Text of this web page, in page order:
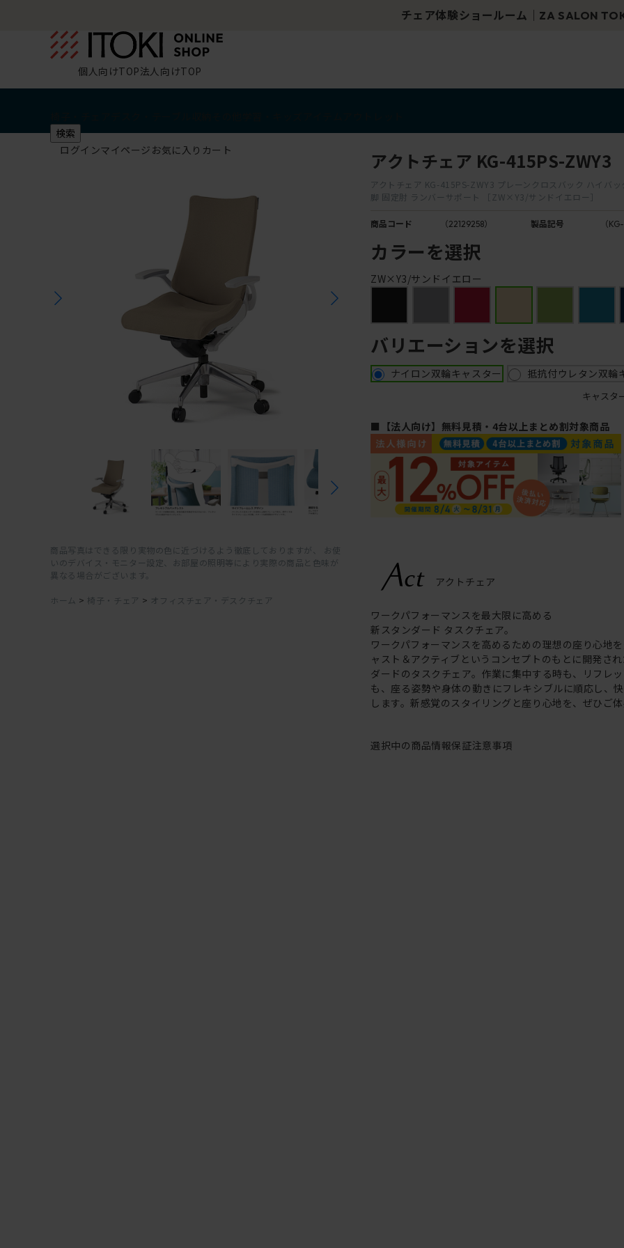
チェア体験ショールーム｜ZA SALON TOKYO
個人向けTOP法人向けTOP
検索
ログインマイページ お気に入り カート
商品写真はできる限り実物の色に近づけるよう徹底しておりますが、 お使
いのデバイス・モニター設定、お部屋の照明等により実際の商品と色味が
異なる場合がございます。
ホーム > 椅子・チェア > オフィスチェア・デスクチェア
アクトチェア KG-415PS-ZWY3
アクトチェア KG-415PS-ZWY3 プレーンクロスバック ハイバッ
脚 固定肘 ランバーサポート ［ZW×Y3/サンドイエロー］
商品コード （22129258） 製品記号 （
カラーを選択
ZW×Y3/サンドイエロー
バリエーションを選択
ナイロン双輪キャスター 抵抗付ウレタン双輪
キャスタ
■【法人向け】無料見積・4台以上まとめ割対象商品
ワークパフォーマンスを最大限に高める
新スタンダード タスクチェア。
ワークパフォーマンスを高めるための理想の座り心地
ャスト＆アクティブというコンセプトのもとに開発さ
ダードのタスクチェア。作業に集中する時も、リフレ
も、座る姿勢や身体の動きにフレキシブルに順応し、
します。新感覚のスタイリングと座り心地を、ぜひご体
選択中の商品情報保証注意事項